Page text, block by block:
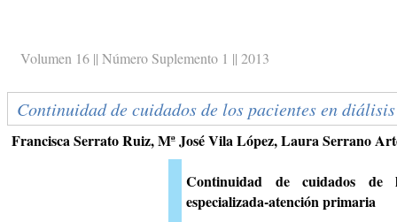
Volumen 16 || Número Suplemento 1 || 2013
Continuidad de cuidados de los pacientes en
Francisca Serrato Ruiz, Mª José Vila López, Laura Serrano
Continuidad de cuidados de
especializada-atención primaria